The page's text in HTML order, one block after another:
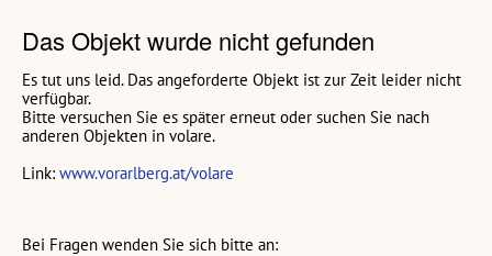
Das Objekt wurde nicht gefunden
Es tut uns leid. Das angeforderte Objekt ist zur Zeit leider nicht
verfügbar.
Bitte versuchen Sie es später erneut oder suchen Sie nach
anderen Objekten in volare.
Link: www.vorarlberg.at/volare
Bei Fragen wenden Sie sich bitte an: